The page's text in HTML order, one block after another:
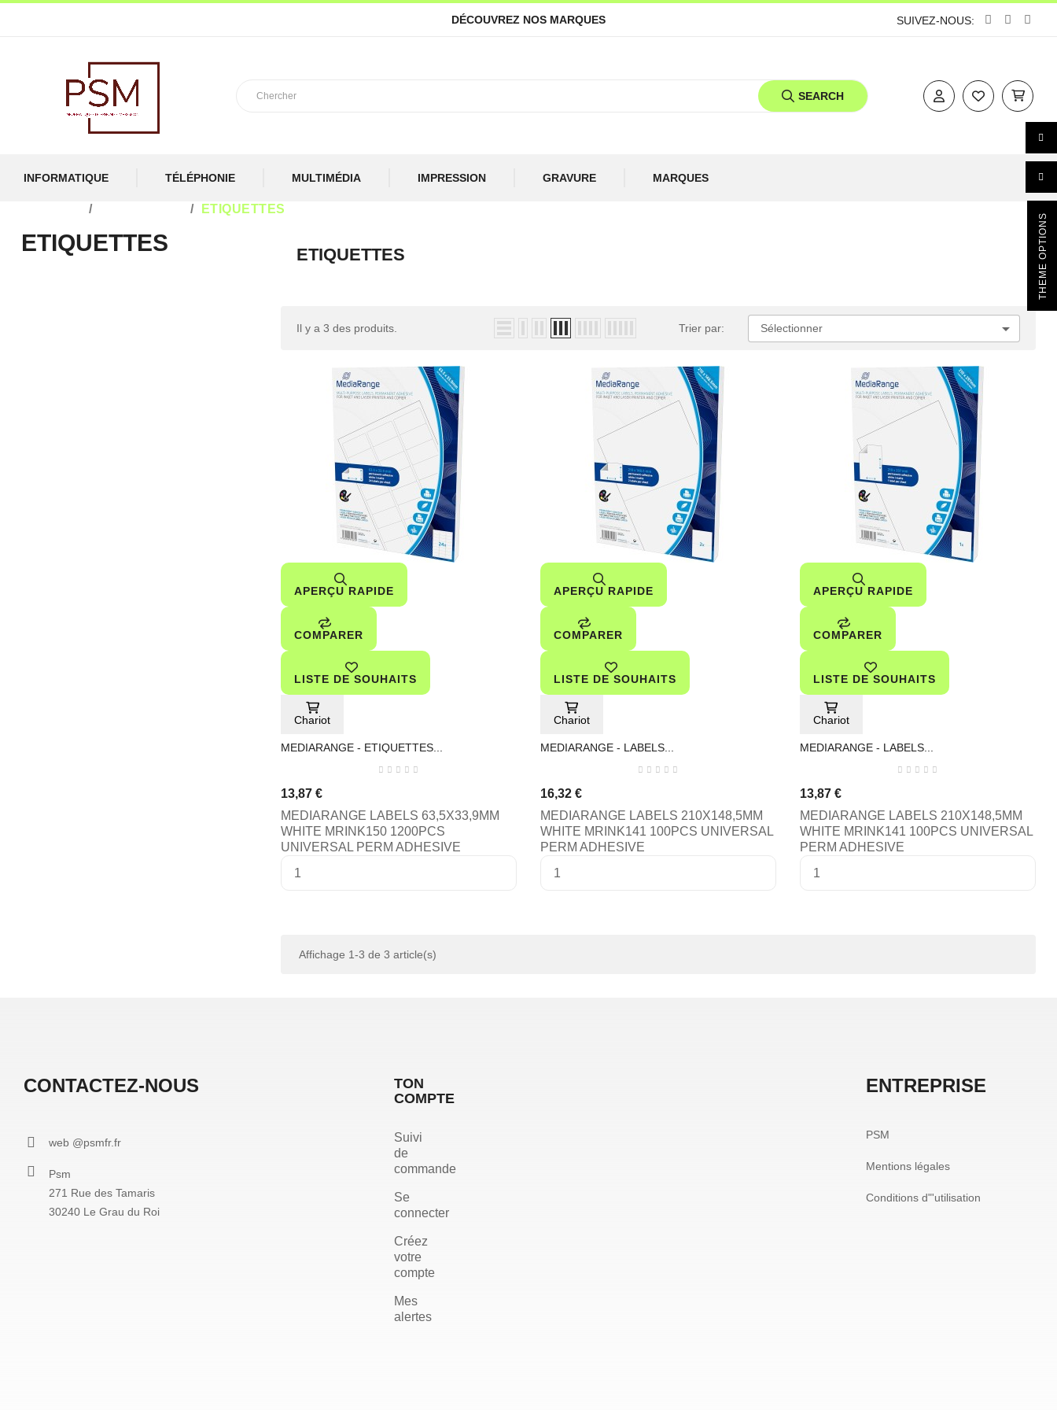
DÉCOUVREZ NOS MARQUES SUIVEZ-NOUS:
SEARCH
INFORMATIQUE TÉLÉPHONIE MULTIMÉDIA IMPRESSION GRAVURE MARQUES
ETIQUETTES
ETIQUETTES ETIQUETTES
Il y a 3 des produits. Trier par: Sélectionner 
APERÇU RAPIDE
COMPARER
LISTE DE SOUHAITS
Chariot
MEDIARANGE - ETIQUETTES...
13,87 €
MEDIARANGE LABELS 63,5X33,9MM
WHITE MRINK150 1200PCS
UNIVERSAL PERM ADHESIVE
APERÇU RAPIDE
COMPARER
LISTE DE SOUHAITS
Chariot
MEDIARANGE - LABELS...
16,32 €
MEDIARANGE LABELS 210X148,5MM
WHITE MRINK141 100PCS UNIVERSAL
PERM ADHESIVE
APERÇU RAPIDE
COMPARER
LISTE DE SOUHAITS
Chariot
MEDIARANGE - LABELS...
13,87 €
MEDIARANGE LABELS 210X148,5MM
WHITE MRINK141 100PCS UNIVERSAL
PERM ADHESIVE
Affichage 1-3 de 3 article(s)
CONTACTEZ-NOUS
web @psmfr.fr
Psm
271 Rue des Tamaris
30240 Le Grau du Roi
TON
COMPTE
Suivi
de
commande
Se
connecter
Créez
votre
compte
Mes
alertes
ENTREPRISE
PSM
Mentions légales
Conditions d"'utilisation
THEME OPTIONS